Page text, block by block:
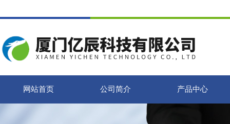
网站首页 公司简介 产品中心